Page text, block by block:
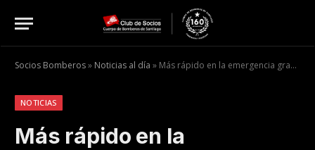
Socios Bomberos» Noticias al día » Más rápido en la emergencia gracias al sistema Commander de CBS
NOTICIAS
Más rápido en la